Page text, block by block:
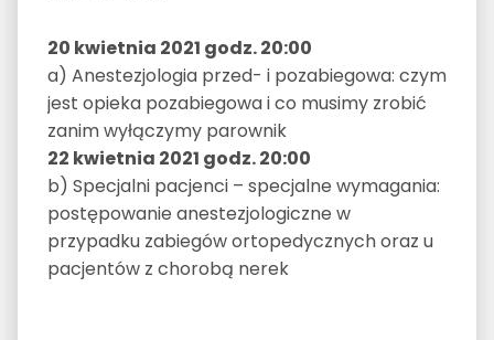
20 kwietnia 2021 godz. 20:00
a) Anestezjologia przed- i pozabiegowa: czym
jest opieka pozabiegowa i co musimy zrobić
zanim wyłączymy parownik
22 kwietnia 2021 godz. 20:00
b) Specjalni pacjenci – specjalne wymagania:
postępowanie anestezjologiczne w
przypadku zabiegów ortopedycznych oraz u
pacjentów z chorobą nerek